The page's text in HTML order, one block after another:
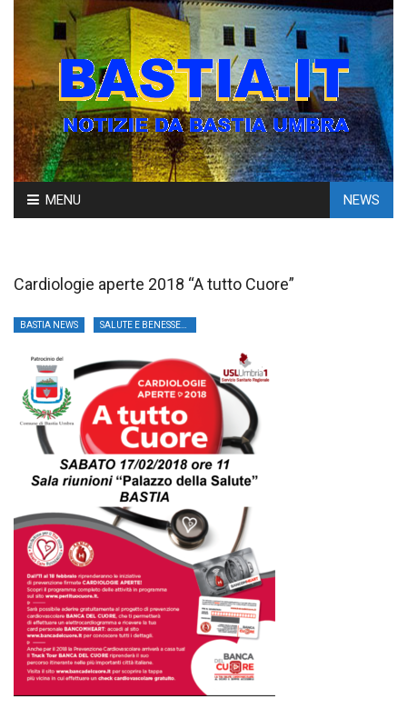
Skip
to
MENU NEWS
Cardiologie aperte 2018 “A tutto Cuore”
BASTIA NEWS